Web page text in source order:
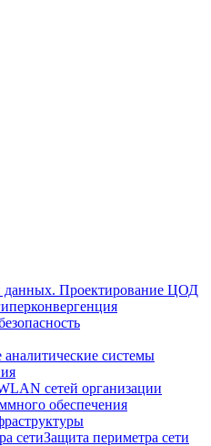
данных. Проектирование ЦОД
системы
сетей организации
обеспечения
Защита периметра сети